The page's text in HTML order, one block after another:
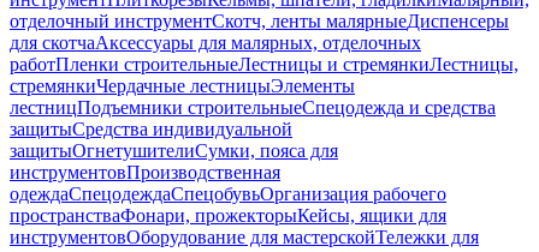
отделочный инструментСкотч, ленты малярныеДиспенсеры
для скотчаАксессуары для малярных, отделочных
работПленки строительныеЛестницы и стремянкиЛестницы,
стремянкиЧердачные лестницыЭлементы
лестницПодъемники строительныеСпецодежда и средства
защитыСредства индивидуальной
защитыОгнетушителиСумки, пояса для
инструментовПроизводственная
одеждаСпецодеждаСпецобувьОрганизация рабочего
пространстваФонари, прожекторыКейсы, ящики для
инструментовОборудование для мастерскойТележки для